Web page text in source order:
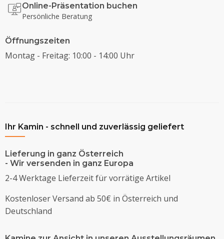
Online-Präsentation buchen
Persönliche Beratung
Öffnungszeiten
Montag - Freitag: 10:00 - 14:00 Uhr
Ihr Kamin - schnell und zuverlässig geliefert
Lieferung in ganz Österreich
- Wir versenden in ganz Europa
2-4 Werktage Lieferzeit für vorrätige Artikel
Kostenloser Versand ab 50€ in Österreich und
Deutschland